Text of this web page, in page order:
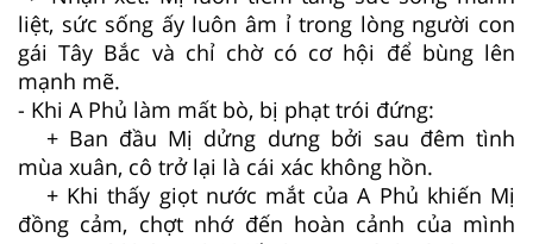
liệt, sức sống ấy luôn âm ỉ trong lòng người con
gái Tây Bắc và chỉ chờ có cơ hội để bùng lên
mạnh mẽ.
- Khi A Phủ làm mất bò, bị phạt trói đứng:
+ Ban đầu Mị dửng dưng bởi sau đêm tình
mùa xuân, cô trở lại là cái xác không hồn.
+ Khi thấy giọt nước mắt của A Phủ khiến Mị
đồng cảm, chợt nhớ đến hoàn cảnh của mình